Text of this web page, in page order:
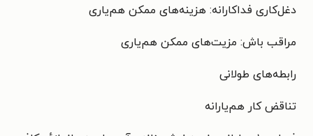
دغل‌کاری فداکارانه: هزینه‌های ممکن هم‌یاری
مراقب باش: مزیت‌های ممکن هم‌یاری
رابطه‌های طولانی
تناقض کار هم‌یارانه